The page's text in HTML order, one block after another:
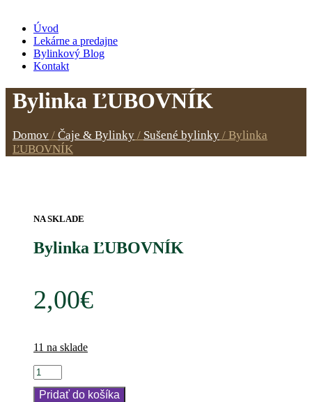
Úvod
Lekárne a predajne
Bylinkový Blog
Kontakt
Bylinka ĽUBOVNÍK
Domov / Čaje & Bylinky / Sušené bylinky / Bylinka
ĽUBOVNÍK
NA SKLADE
Bylinka ĽUBOVNÍK
2,00€
11 na sklade
množstvo
Bylinka
ĽUBOVNÍK
Pridať do košíka